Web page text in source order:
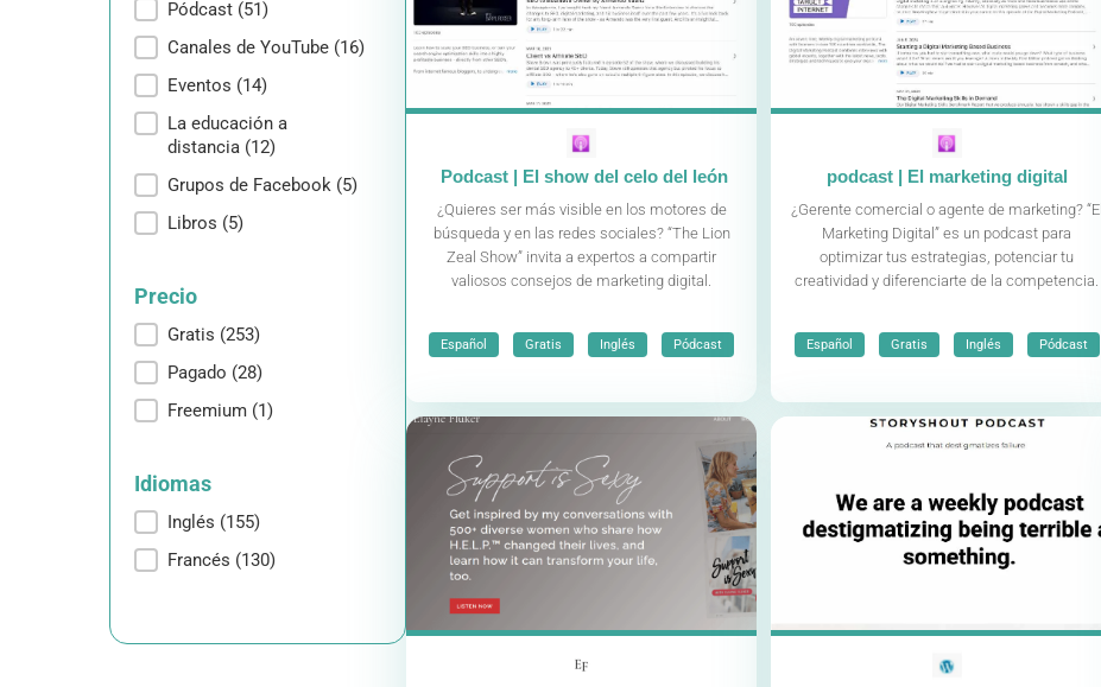
Pódcast (51)
Canales de YouTube (16)
Eventos (14)
La educación a
distancia (12)
Grupos de Facebook (5)
Libros (5)
Precio
Precio
Gratis (253)
Pagado (28)
Freemium (1)
Idiomas
Idiomas
Inglés (155)
Francés (130)
Podcast | El show del celo del león
¿Quieres ser más visible en los motores de
búsqueda y en las redes sociales? “The Lion
Zeal Show” invita a expertos a compartir
valiosos consejos de marketing digital.
Español Gratis Inglés Pódcast
podcast | El marketing digital
¿Gerente comercial o agente de marketing? “El
Marketing Digital” es un podcast para
optimizar tus estrategias, potenciar tu
creatividad y diferenciarte de la competencia.
Español Gratis Inglés Pódcast